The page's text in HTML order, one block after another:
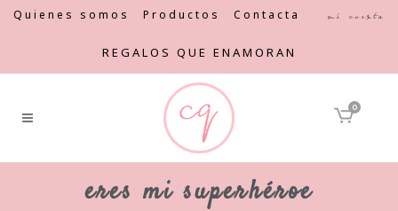
Quienes somos Productos Contacta Mi cuenta
REGALOS QUE ENAMORAN
0
eres mi superhéroe